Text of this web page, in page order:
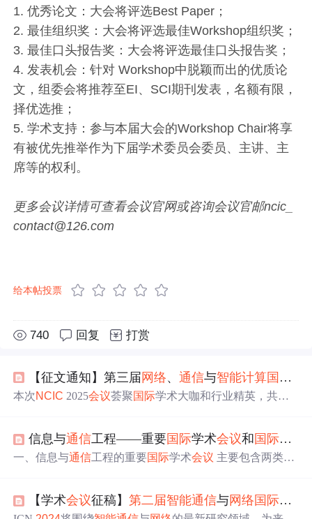
1. 优秀论文：大会将评选Best Paper；
2. 最佳组织奖：大会将评选最佳Workshop组织奖；
3. 最佳口头报告奖：大会将评选最佳口头报告奖；
4. 发表机会：针对 Workshop中脱颖而出的优质论
文，组委会将推荐至EI、SCI期刊发表，名额有限，
择优选推；
5. 学术支持：参与本届大会的Workshop Chair将享
有被优先推举作为下届学术委员会委员、主讲、主
席等的权利。
更多会议详情可查看会议官网或咨询会议官邮ncic_
contact@126.com
给本帖投票
740 回复 打赏
【征文通知】第三届 网络、通信与智能计算国际
本次NCIC 2025会议荟聚国际学术大咖和行业精英，共同
信息与通信工程——重要国际学术会议和 国际顶级
一、信息与通信工程的重要国际学术会议 主要包含两类：
开的
国际会议 。 A类会议（序号不表示优先顺序） 序号 /
英文名称 / 英文简称 / 中文名称 / 备注 1、IEEEInternational
【学术会议征稿】第二届智能通信与网络 国际学术